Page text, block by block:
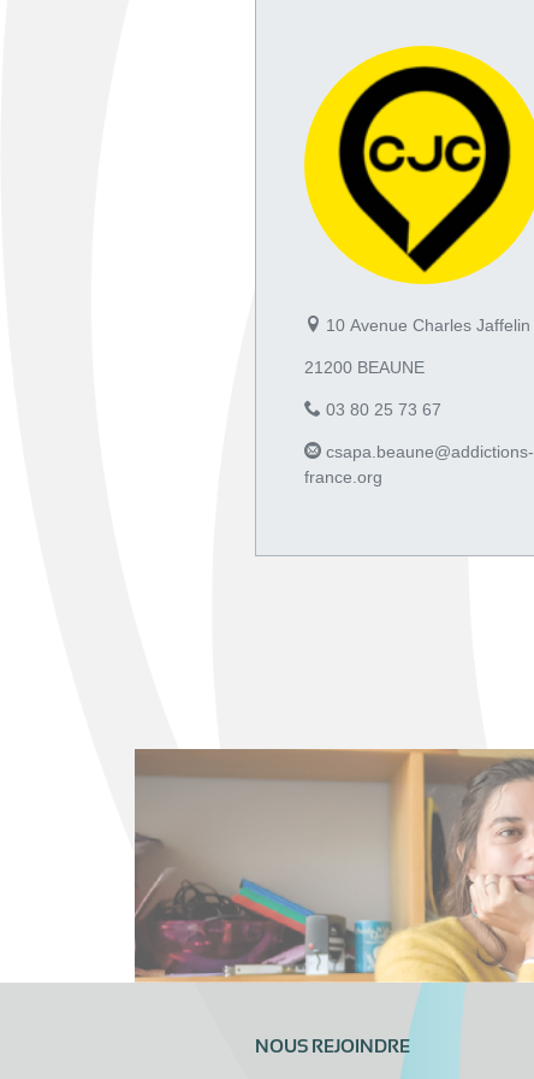
10 Avenue Charles Jaffelin
21200 BEAUNE
03 80 25 73 67
csapa.beaune@addictions-
france.org
NOUS REJOINDRE